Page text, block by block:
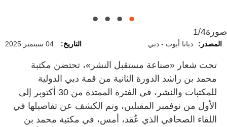
صورة1/4
المصدر: ديانا أيوب - دبي التاريخ: 04 سبتمبر 2025
تحت شعار «صناعة مستقبل النشر»، تحتضن مكتبة
محمد بن راشد الدورة الثانية من قمة دبي الدولية
للمكتبات والنشر، في الفترة الممتدة من 30 أكتوبر إلى
الأول من نوفمبر المقبلين، وتم الكشف عن تفاصيلها في
اللقاء الصحافي الذي عُقد، أمس، في مكتبة محمد بن